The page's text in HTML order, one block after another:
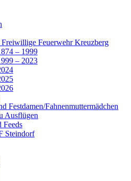
Freiwillige Feuerwehr Kreuzberg
– 1999
– 2023
Festdamen/Fahnenmuttermädchen
Ausflügen
Feeds
Steindorf